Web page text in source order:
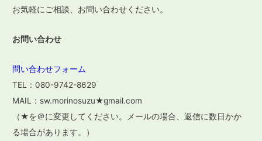
お気軽にご相談、お問い合わせください。
お問い合わせ
問い合わせフォーム
TEL：080-9742-8629
MAIL：sw.morinosuzu★gmail.com
（★を＠に変更してください。メールの場合、返信に数日かか
る場合があります。）